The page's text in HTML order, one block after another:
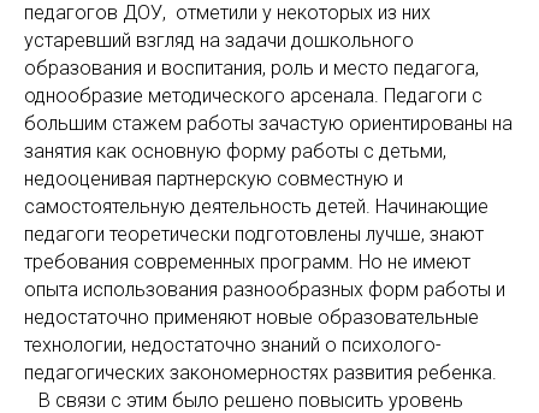
педагогов ДОУ, отметили у некоторых из них
устаревший взгляд на задачи дошкольного
образования и воспитания, роль и место педагога,
однообразие методического арсенала. Педагоги с
большим стажем работы зачастую ориентированы на
занятия как основную форму работы с детьми,
недооценивая партнерскую совместную и
самостоятельную деятельность детей. Начинающие
педагоги теоретически подготовлены лучше, знают
требования современных программ. Но не имеют
опыта использования разнообразных форм работы и
недостаточно применяют новые образовательные
технологии, недостаточно знаний о психолого-
педагогических закономерностях развития ребенка.
В связи с этим было решено повысить уровень